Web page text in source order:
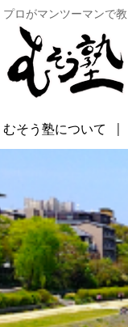
プロがマンツーマンで
むそう塾について